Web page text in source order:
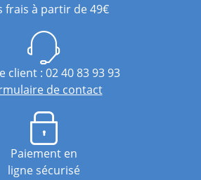
frais à partir de 49€
client : 02 40 83 93 93
de contact
Paiement en
ligne sécurisé